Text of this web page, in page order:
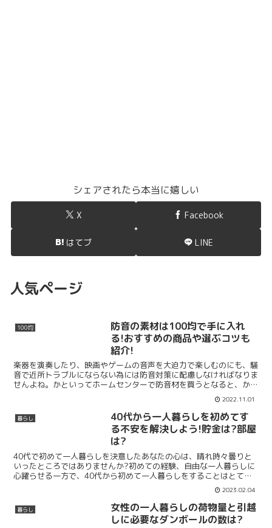
シェアされたら本当に嬉しい
X Facebook
はてブ LINE
人気ページ
100均
防音の素材は100均で手に入れ
る!おすすめの商品や選ぶコツも
紹介!
楽器を演奏したり、映画やゲームの音声を大迫力で楽しむのにも、騒
音で近所トラブルにならない為には防音対策に配慮しなければなりま
せんよね。かといってホームセンターで防音材を買うとなると、かな
りコストがかかってきてしまいます。実は100均で防音の... 2022.11.01
暮らし
40代から一人暮らしを初めてす
る不安を解決しよう!貯金は?部屋
は?
40代で初めて一人暮らしを決意したあなたの心は、晴れ時々曇りと
いったところではありませんか?初めての経験、自由な一人暮らしに
心躍らせる一方で、40代から初めて一人暮らしをすることはとても
勇気がいることです。一人暮らしを始める時期に適齢期はあ...2023.02.04
暮らし
女性の一人暮らしの荷物量と引越
しに必要なダンボールの数は?